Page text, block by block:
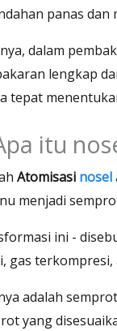
panas dan
dalam
lengkap
tepat
itu
Atomisasi nosel
menjadi
ini -
gas terkompresi,
adalah
yang